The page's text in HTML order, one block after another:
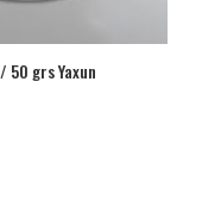
grs Yaxun